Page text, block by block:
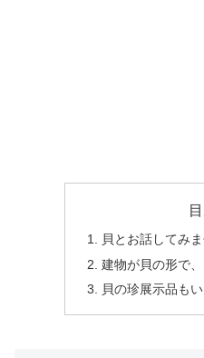
貝とお話してみ
建物が貝の形で
貝の珍展示品も